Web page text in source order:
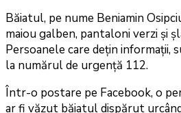
Băiatul, pe nume Beniamin
maiou galben, pantaloni verzi și
Persoanele care dețin informații,
la numărul de urgență 112.
Într-o postare pe Facebook, o
ar fi văzut băiatul dispărut